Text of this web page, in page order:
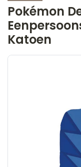
Pokémon
Katoen